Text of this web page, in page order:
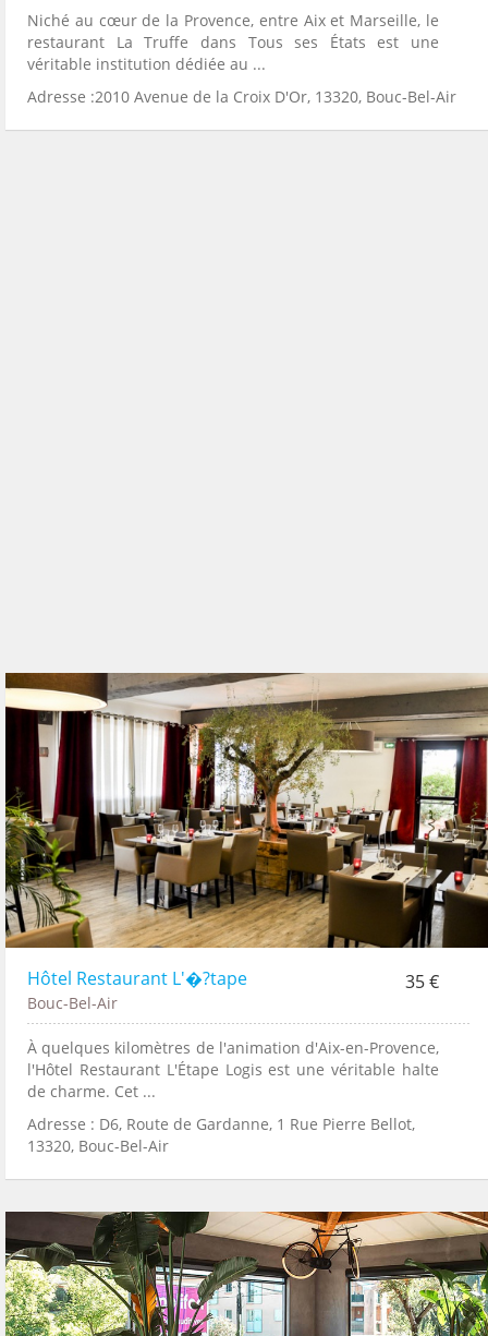
Niché au cœur de la Provence, entre Aix et Marseille, le
restaurant La Truffe dans Tous ses États est une
véritable institution dédiée au ...
Adresse :2010 Avenue de la Croix D'Or, 13320, Bouc-Bel-Air
Hôtel Restaurant L'�?tape 35 €
Bouc-Bel-Air
À quelques kilomètres de l'animation d'Aix-en-Provence,
l'Hôtel Restaurant L'Étape Logis est une véritable halte
de charme. Cet ...
Adresse : D6, Route de Gardanne, 1 Rue Pierre Bellot,
13320, Bouc-Bel-Air